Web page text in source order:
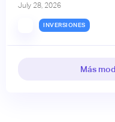
July 28, 2026
INVERSIONES
Más